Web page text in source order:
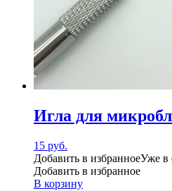
Игла для
15 руб.
Добавить в избранноеУже в
Добавить в избранное
В корзину